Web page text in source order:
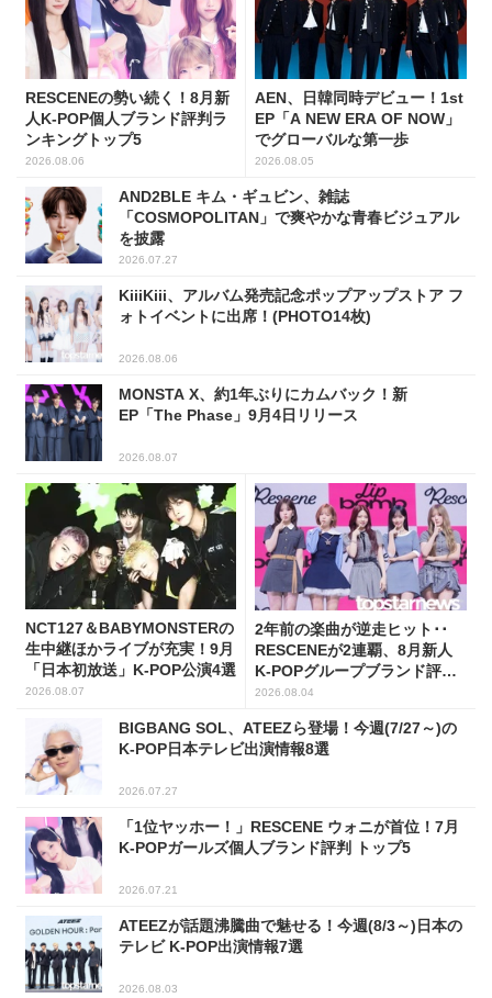
RESCENEの勢い続く！8月新
人K-POP個人ブランド評判ラ
ンキングトップ5
2026.08.06
AEN、日韓同時デビュー！1st
EP「A NEW ERA OF NOW」
でグローバルな第一歩
2026.08.05
AND2BLE キム・ギュビン、雑誌
「COSMOPOLITAN」で爽やかな青春ビジュアル
を披露
2026.07.27
KiiiKiii、アルバム発売記念ポップアップストア フ
ォトイベントに出席！(PHOTO14枚)
2026.08.06
MONSTA X、約1年ぶりにカムバック！新
EP「The Phase」9月4日リリース
2026.08.07
NCT127＆BABYMONSTERの
生中継ほかライブが充実！9月
「日本初放送」K-POP公演4選
2026.08.07
2年前の楽曲が逆走ヒット･･
RESCENEが2連覇、8月新人
K-POPグループブランド評判
トップ5
2026.08.04
BIGBANG SOL、ATEEZら登場！今週(7/27～)の
K-POP日本テレビ出演情報8選
2026.07.27
「1位ヤッホー！」RESCENE ウォニが首位！7月
K-POPガールズ個人ブランド評判 トップ5
2026.07.21
ATEEZが話題沸騰曲で魅せる！今週(8/3～)日本の
テレビ K-POP出演情報7選
2026.08.03